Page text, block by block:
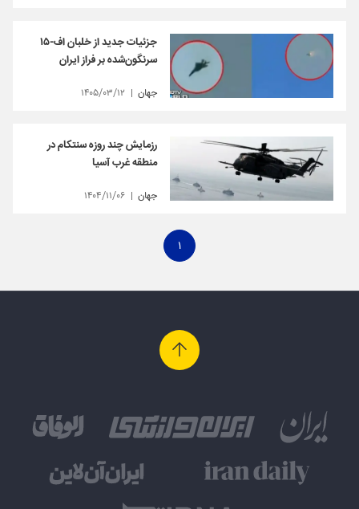
جزئیات جدید از خلبان اف-۱۵
سرنگون‌شده بر فراز ایران
جهان ۱۴۰۵/۰۳/۱۲
رزمایش چند روزه سنتکام در
منطقه غرب آسیا
جهان ۱۴۰۴/۱۱/۰۶
۱